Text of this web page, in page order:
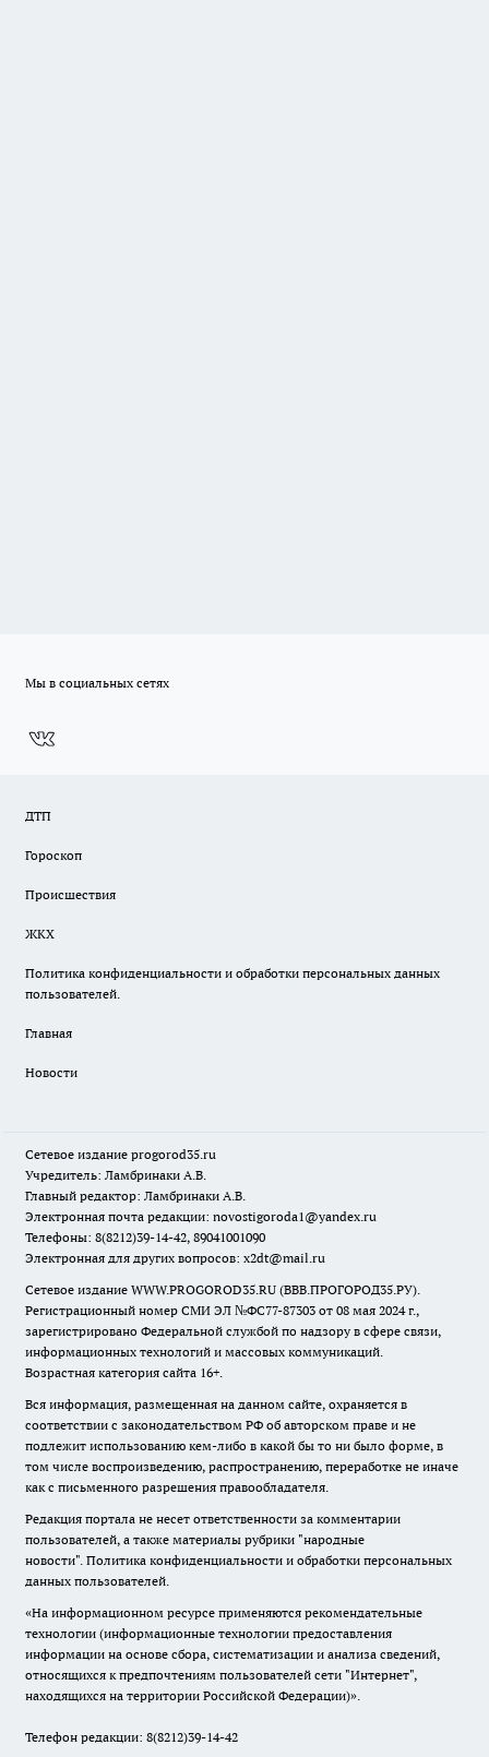
Мы в социальных сетях
ДТП
Гороскоп
Происшествия
ЖКХ
Политика конфиденциальности и обработки персональных данных
пользователей.
Главная
Новости
Сетевое издание progorod35.ru
Учредитель: Ламбринаки А.В.
Главный редактор: Ламбринаки А.В.
Электронная почта редакции: novostigoroda1@yandex.ru
Телефоны: 8(8212)39-14-42, 89041001090
Электронная для других вопросов: x2dt@mail.ru
Сетевое издание WWW.PROGOROD35.RU (ВВВ.ПРОГОРОД35.РУ).
Регистрационный номер СМИ ЭЛ №ФС77-87303 от 08 мая 2024 г.,
зарегистрировано Федеральной службой по надзору в сфере связи,
информационных технологий и массовых коммуникаций.
Возрастная категория сайта 16+.
Вся информация, размещенная на данном сайте, охраняется в
соответствии с законодательством РФ об авторском праве и не
подлежит использованию кем-либо в какой бы то ни было форме, в
том числе воспроизведению, распространению, переработке не иначе
как с письменного разрешения правообладателя.
Редакция портала не несет ответственности за комментарии
пользователей, а также материалы рубрики "народные
новости". Политика конфиденциальности и обработки персональных
данных пользователей.
«На информационном ресурсе применяются рекомендательные
технологии (информационные технологии предоставления
информации на основе сбора, систематизации и анализа сведений,
относящихся к предпочтениям пользователей сети "Интернет",
находящихся на территории Российской Федерации)».
Телефон редакции: 8(8212)39-14-42